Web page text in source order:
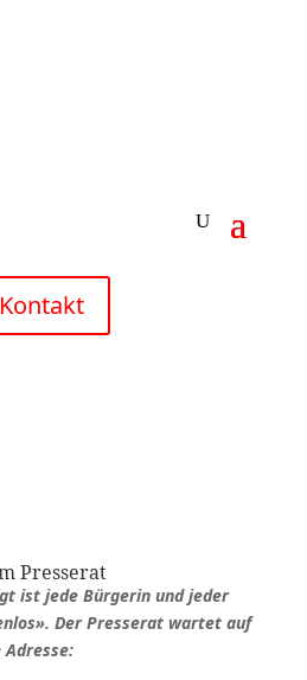
Kontakt
Presserat
ist jede Bürgerin und jeder
Der Presserat wartet auf